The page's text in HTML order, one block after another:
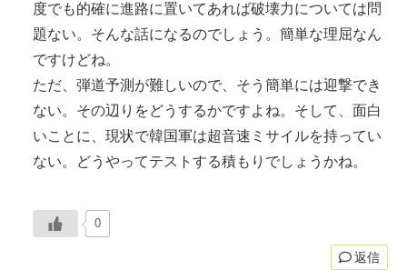
度でも的確に進路に置いてあれば破壊力については問
題ない。そんな話になるのでしょう。簡単な理屈なん
ですけどね。
ただ、弾道予測が難しいので、そう簡単には迎撃でき
ない。その辺りをどうするかですよね。そして、面白
いことに、現状で韓国軍は超音速ミサイルを持ってい
ない。どうやってテストする積もりでしょうかね。
0
返信